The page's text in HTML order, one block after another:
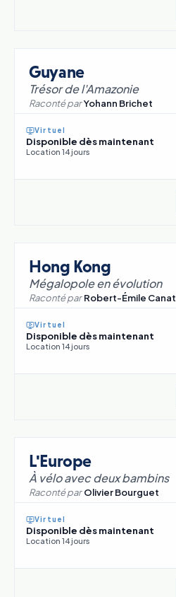
Guyane
Trésor de l'Amazonie
Raconté par Yohann Brichet
Virtuel
Disponible dès maintenant
Location 14 jours
Hong Kong
Mégalopole en évolution
Raconté par Robert-Émile Canat
Virtuel
Disponible dès maintenant
Location 14 jours
L'Europe
À vélo avec deux bambins
Raconté par Olivier Bourguet
Virtuel
Disponible dès maintenant
Location 14 jours